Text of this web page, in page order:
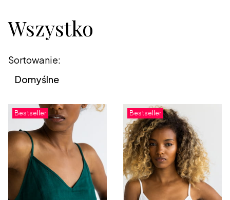
Wszystko
Lista produktów
Sortowanie:
Domyślne
Bestseller Bestseller